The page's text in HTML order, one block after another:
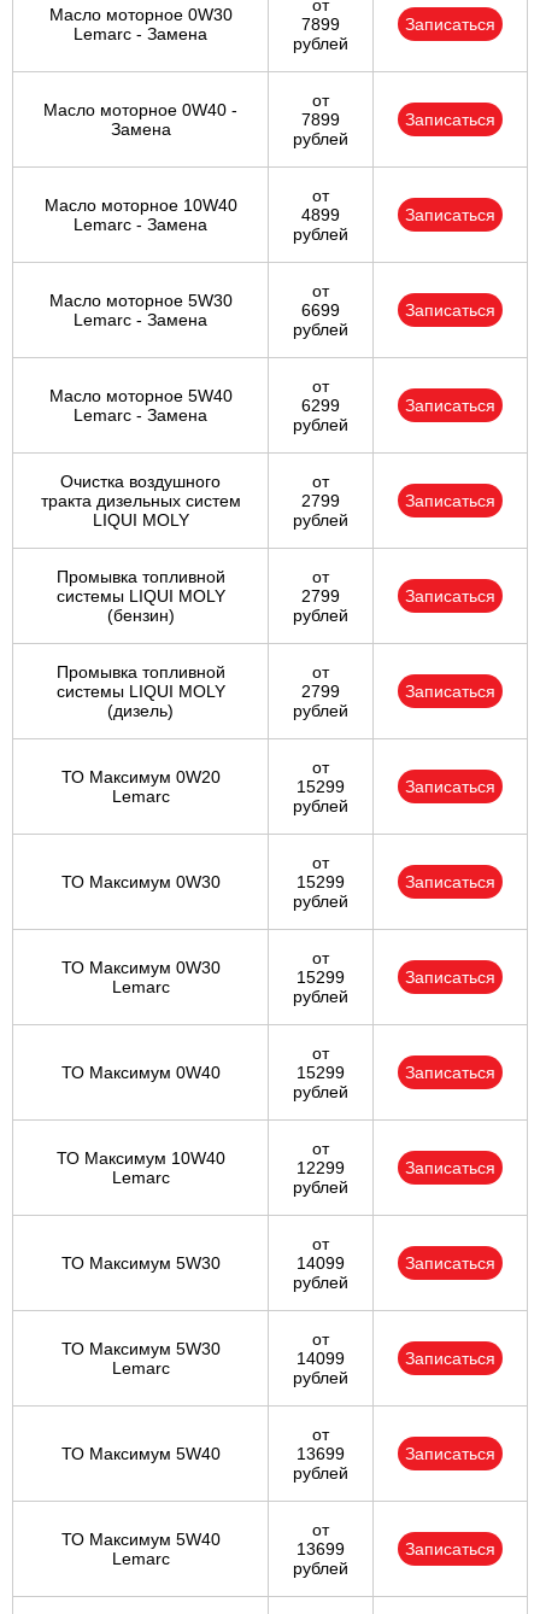
Масло моторное 0W30
Lemarc - Замена
от
7899
рублей
Записаться
Масло моторное 0W40 -
Замена
от
7899
рублей
Записаться
Масло моторное 10W40
Lemarc - Замена
от
4899
рублей
Записаться
Масло моторное 5W30
Lemarc - Замена
от
6699
рублей
Записаться
Масло моторное 5W40
Lemarc - Замена
от
6299
рублей
Записаться
Очистка воздушного
тракта дизельных систем
LIQUI MOLY
от
2799
рублей
Записаться
Промывка топливной
системы LIQUI MOLY
(бензин)
от
2799
рублей
Записаться
Промывка топливной
системы LIQUI MOLY
(дизель)
от
2799
рублей
Записаться
ТО Максимум 0W20
Lemarc
от
15299
рублей
Записаться
ТО Максимум 0W30
от
15299
рублей
Записаться
ТО Максимум 0W30
Lemarc
от
15299
рублей
Записаться
ТО Максимум 0W40
от
15299
рублей
Записаться
ТО Максимум 10W40
Lemarc
от
12299
рублей
Записаться
ТО Максимум 5W30
от
14099
рублей
Записаться
ТО Максимум 5W30
Lemarc
от
14099
рублей
Записаться
ТО Максимум 5W40
от
13699
рублей
Записаться
ТО Максимум 5W40
Lemarc
от
13699
рублей
Записаться